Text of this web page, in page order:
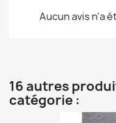
Aucun avis n'a
16 autres
catégorie :